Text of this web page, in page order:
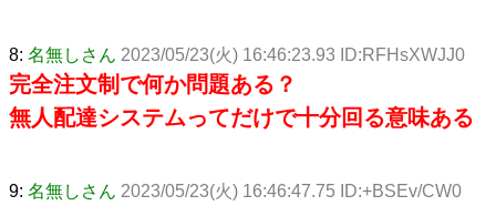
8: 名無しさん 2023/05/23(火) 16:46:23.93 ID:RFHsXWJJ0
完全注文制で何か問題ある？
無人配達システムってだけで十分回る意味ある
9: 名無しさん 2023/05/23(火) 16:46:47.75 ID:+BSEv/CW0